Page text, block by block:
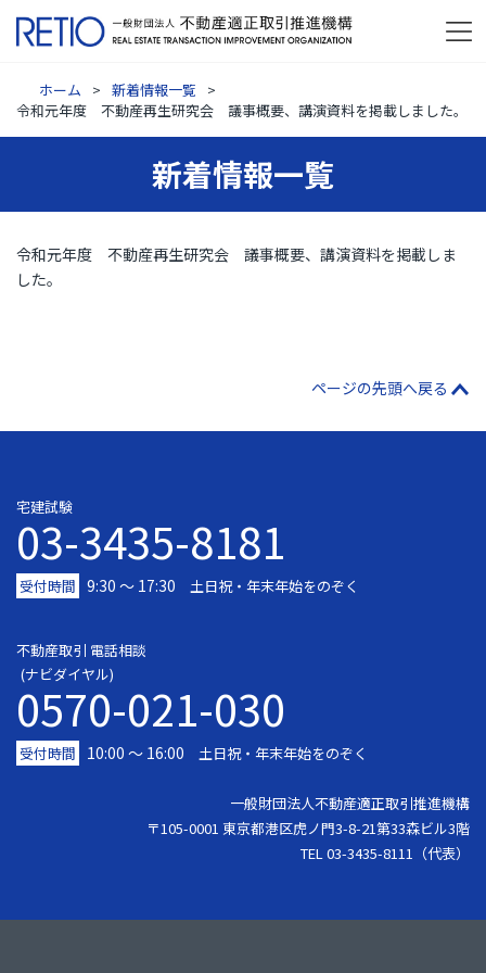
ホーム
新着情報一覧
令和元年度 不動産再生研究会 議事概要、講演資料を掲載しました。
新着情報一覧
令和元年度 不動産再生研究会 議事概要、講演資料を掲載しま
した。
ページの先頭へ戻る
宅建試験
03-3435-8181
受付時間 9:30 〜 17:30 土日祝・年末年始をのぞく
不動産取引 電話相談
(ナビダイヤル)
0570-021-030
受付時間 10:00 ～ 16:00 土日祝・年末年始をのぞく
一般財団法人不動産適正取引推進機構
〒105-0001 東京都港区虎ノ門3-8-21第33森ビル3階
TEL 03-3435-8111（代表）